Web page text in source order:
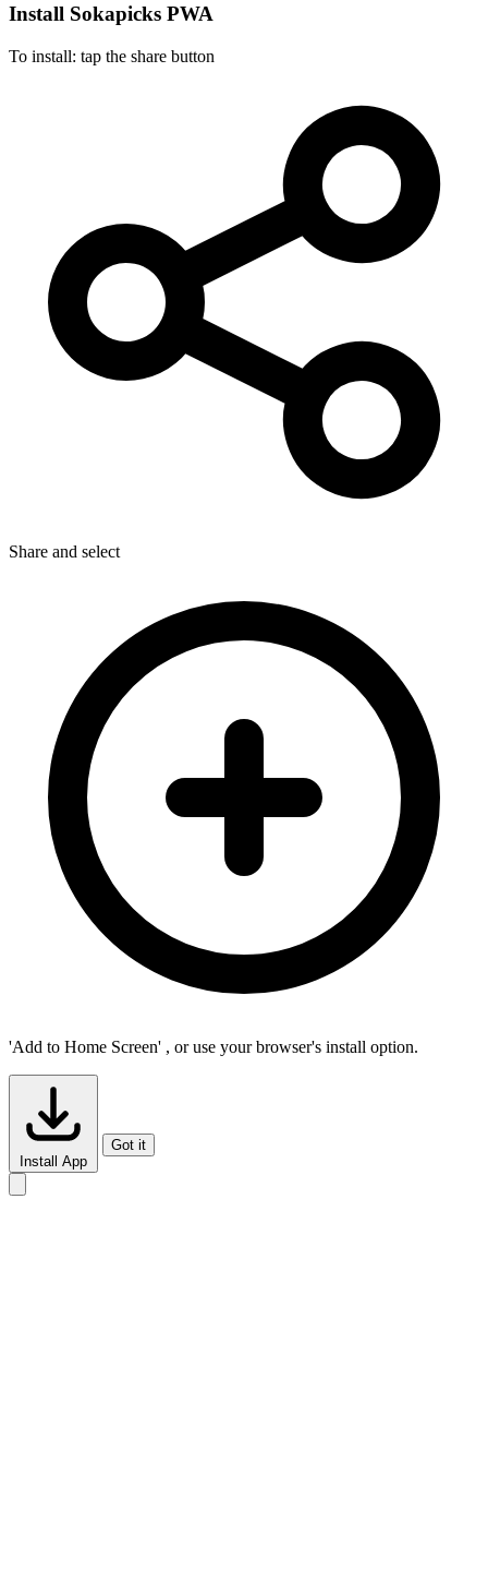
Install Sokapicks PWA
To install: tap the share button
Share and select
'Add to Home Screen' , or use your browser's install option.
Install App
Got it